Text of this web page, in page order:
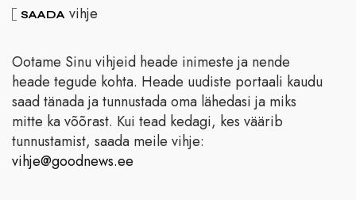
SAADA vihje
Ootame Sinu vihjeid heade inimeste ja nende
heade tegude kohta. Heade uudiste portaali kaudu
saad tänada ja tunnustada oma lähedasi ja miks
mitte ka võõrast. Kui tead kedagi, kes väärib
tunnustamist, saada meile vihje:
vihje@goodnews.ee